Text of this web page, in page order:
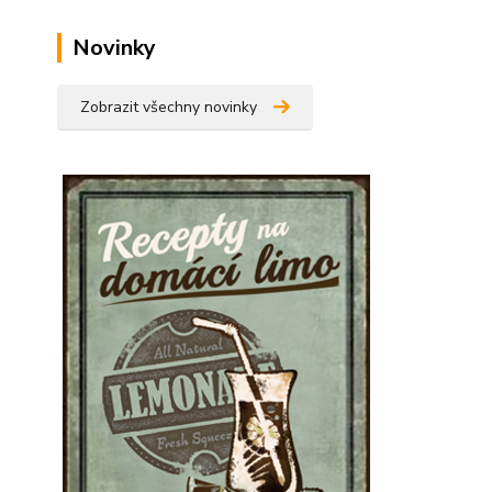
Novinky
Zobrazit všechny novinky